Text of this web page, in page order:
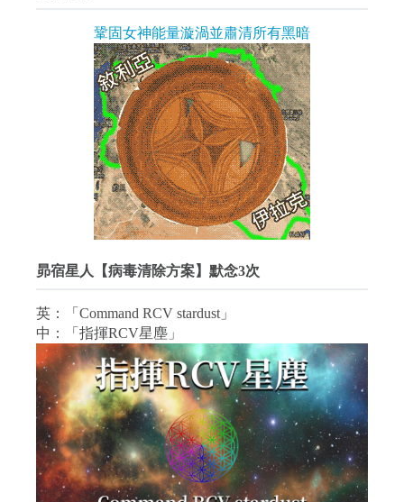
鞏固女神能量漩渦並肅清所有黑暗
昴宿星人【病毒清除方案】默念3次
英：「Command RCV stardust」
中：「指揮RCV星塵」